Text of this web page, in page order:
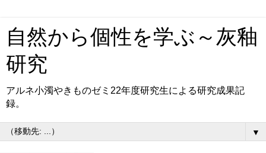
自然から個性を学ぶ～灰釉
研究
アルネ小濁やきものゼミ22年度研究生による研究成果記
録。
▼